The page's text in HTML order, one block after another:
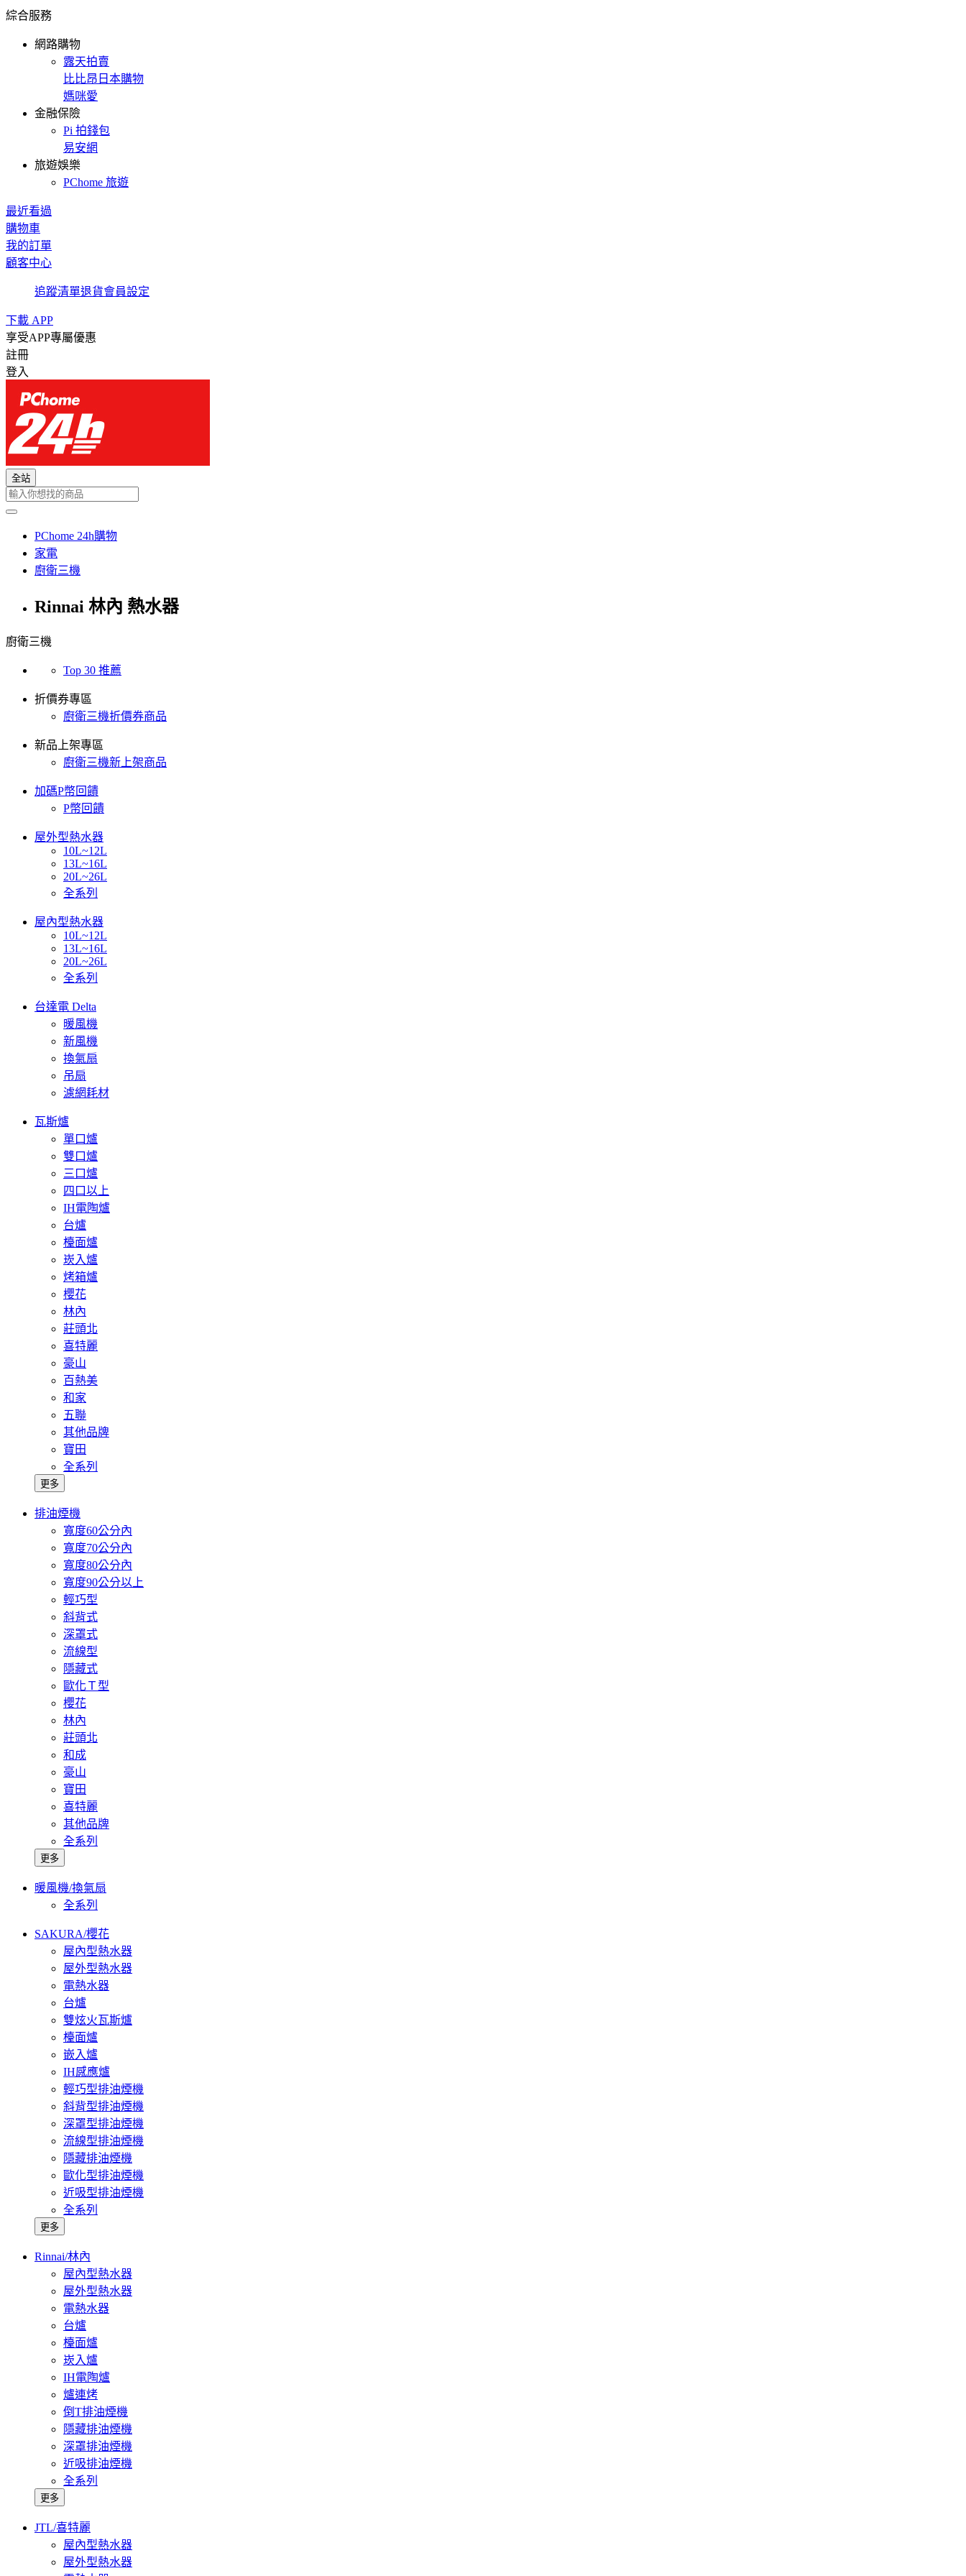
綜合服務
網路購物
露天拍賣
比比昂日本購物
媽咪愛
金融保險
Pi 拍錢包
易安網
旅遊娛樂
PChome 旅遊
最近看過
購物車
我的訂單
顧客中心
追蹤清單退貨會員設定
下載 APP
享受APP專屬優惠
註冊
登入
全站
PChome 24h購物
家電
廚衛三機
Rinnai 林內 熱水器
廚衛三機
Top 30 推薦
折價券專區
廚衛三機折價券商品
新品上架專區
廚衛三機新上架商品
加碼P幣回饋
P幣回饋
屋外型熱水器
10L~12L
13L~16L
20L~26L
全系列
屋內型熱水器
10L~12L
13L~16L
20L~26L
全系列
台達電 Delta
暖風機
新風機
換氣扇
吊扇
濾網耗材
瓦斯爐
單口爐
雙口爐
三口爐
四口以上
IH電陶爐
台爐
檯面爐
崁入爐
烤箱爐
櫻花
林內
莊頭北
喜特麗
豪山
百熱美
和家
五聯
其他品牌
寶田
全系列
更多
排油煙機
寬度60公分內
寬度70公分內
寬度80公分內
寬度90公分以上
輕巧型
斜背式
深罩式
流線型
隱藏式
歐化Ｔ型
櫻花
林內
莊頭北
和成
豪山
寶田
喜特麗
其他品牌
全系列
更多
暖風機/換氣扇
全系列
SAKURA/櫻花
屋內型熱水器
屋外型熱水器
電熱水器
台爐
雙炫火瓦斯爐
檯面爐
嵌入爐
IH感應爐
輕巧型排油煙機
斜背型排油煙機
深罩型排油煙機
流線型排油煙機
隱藏排油煙機
歐化型排油煙機
近吸型排油煙機
全系列
更多
Rinnai/林內
屋內型熱水器
屋外型熱水器
電熱水器
台爐
檯面爐
崁入爐
IH電陶爐
爐連烤
倒T排油煙機
隱藏排油煙機
深罩排油煙機
近吸排油煙機
全系列
更多
JTL/喜特麗
屋內型熱水器
屋外型熱水器